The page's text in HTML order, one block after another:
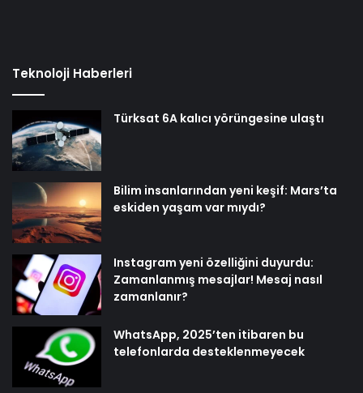
Teknoloji Haberleri
Türksat 6A kalıcı yörüngesine ulaştı
Bilim insanlarından yeni keşif: Mars’ta
eskiden yaşam var mıydı?
Instagram yeni özelliğini duyurdu:
Zamanlanmış mesajlar! Mesaj nasıl
zamanlanır?
WhatsApp, 2025’ten itibaren bu
telefonlarda desteklenmeyecek